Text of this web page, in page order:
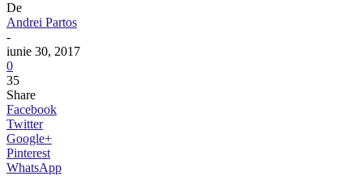
De
Andrei Partos
-
iunie 30, 2017
0
35
Share
Facebook
Twitter
Google+
Pinterest
WhatsApp